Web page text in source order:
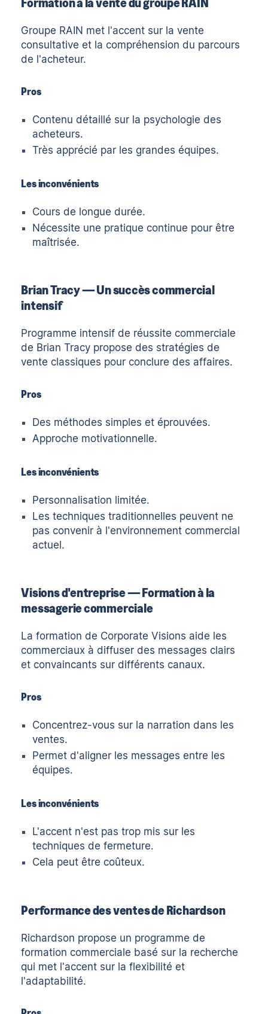
Groupe RAIN met l'accent sur la vente
consultative et la compréhension du parcours
de l'acheteur.
Pros
Contenu détaillé sur la psychologie des
acheteurs.
Très apprécié par les grandes équipes.
Les inconvénients
Cours de longue durée.
Nécessite une pratique continue pour être
maîtrisée.
Brian Tracy — Un succès commercial
intensif
Programme intensif de réussite commerciale
de Brian Tracy propose des stratégies de
vente classiques pour conclure des affaires.
Pros
Des méthodes simples et éprouvées.
Approche motivationnelle.
Les inconvénients
Personnalisation limitée.
Les techniques traditionnelles peuvent ne
pas convenir à l'environnement commercial
actuel.
Visions d'entreprise — Formation à la
messagerie commerciale
La formation de Corporate Visions aide les
commerciaux à diffuser des messages clairs
et convaincants sur différents canaux.
Pros
Concentrez-vous sur la narration dans les
ventes.
Permet d'aligner les messages entre les
équipes.
Les inconvénients
L'accent n'est pas trop mis sur les
techniques de fermeture.
Cela peut être coûteux.
Performance des ventes de Richardson
Richardson propose un programme de
formation commerciale basé sur la recherche
qui met l'accent sur la flexibilité et
l'adaptabilité.